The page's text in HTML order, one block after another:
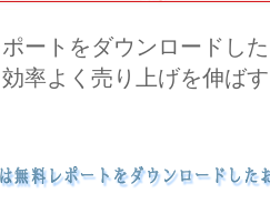
ートをダウンロードし
率よく売り上げを伸ば